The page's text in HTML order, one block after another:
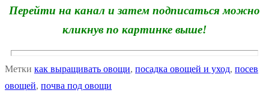
Перейти на канал и затем подписаться можно
кликнув по картинке выше!
Метки как выращивать овощи, посадка овощей и уход, посев
овощей, почва под овощи